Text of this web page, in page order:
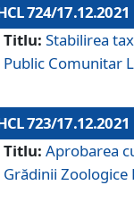
724/17.12.2021
Titlu: Stabilirea
Public Comunitar
723/17.12.2021
Titlu: Aprobarea
Grădinii Zoologice